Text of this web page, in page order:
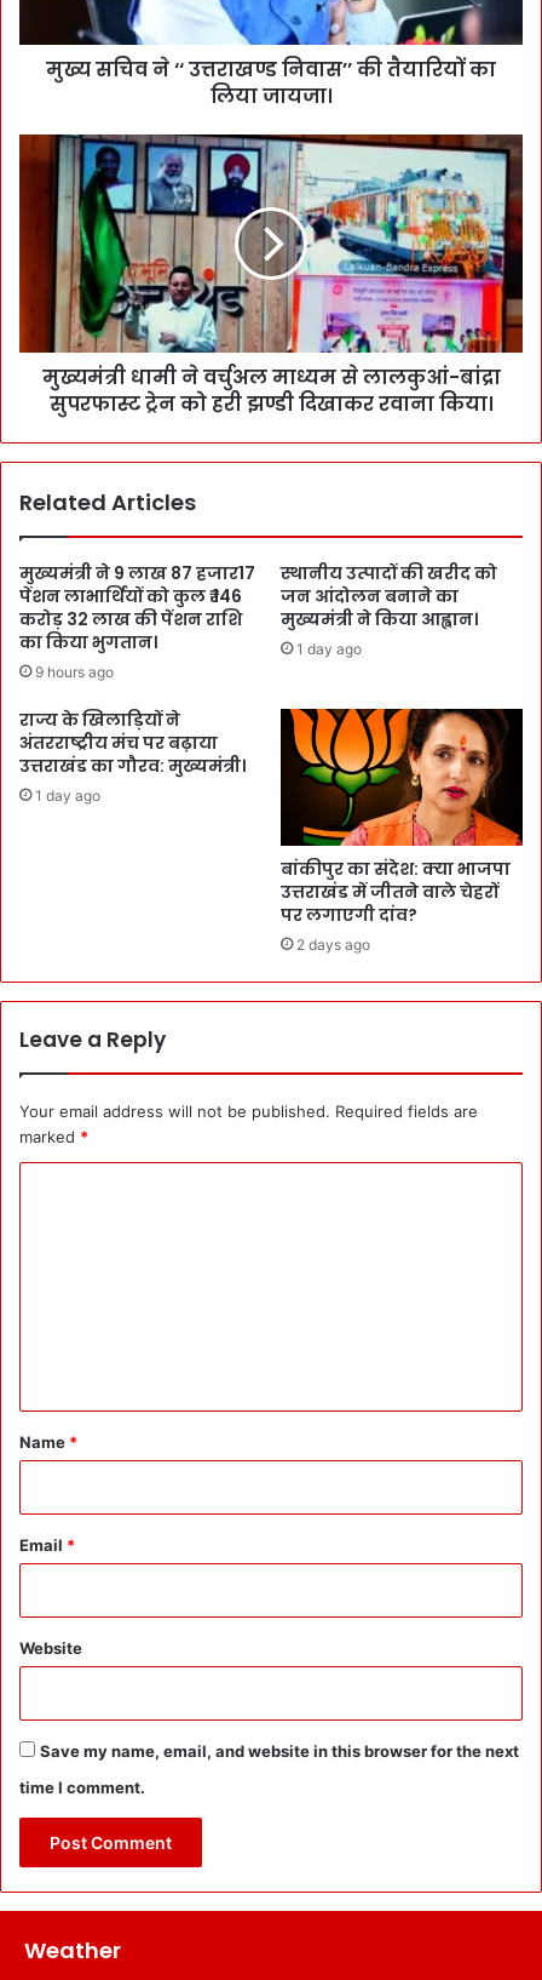
मुख्य सचिव ने ‘‘ उत्तराखण्ड निवास’’ की तैयारियों का
लिया जायजा।
मुख्यमंत्री धामी ने वर्चुअल माध्यम से लालकुआं-बांद्रा
सुपरफास्ट ट्रेन को हरी झण्डी दिखाकर रवाना किया।
Related Articles
मुख्यमंत्री ने 9 लाख 87 हजार17
पेंशन लाभार्थियों को कुल ₹ 146
करोड़ 32 लाख की पेंशन राशि
का किया भुगतान।
9 hours ago
स्थानीय उत्पादों की खरीद को
जन आंदोलन बनाने का
मुख्यमंत्री ने किया आह्वान।
1 day ago
राज्य के खिलाड़ियों ने
अंतरराष्ट्रीय मंच पर बढ़ाया
उत्तराखंड का गौरव: मुख्यमंत्री।
1 day ago
बांकीपुर का संदेश: क्या भाजपा
उत्तराखंड में जीतने वाले चेहरों
पर लगाएगी दांव?
2 days ago
Leave a Reply
Your email address will not be published. Required fields are
marked *
*
Name *
Email *
Website
Save my name, email, and website in this browser for the next
time I comment.
Weather